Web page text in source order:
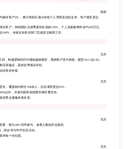
南昌
接待客户20+，累计协助完成50余笔个人理财及贷款业务，客户满意度达
客户，协助团队完成季度存款指标120%，个人贡献新增存款约200万元。
，有效支持风控部门完成贷后检查工作。
北京
，构建逻辑回归与随机森林模型，预测客户违约风险，模型AUC达0.85。
应用建议，获得优秀项目评价。
决策的价值。
北京
，覆盖校内师生500余人，活动满意度达95%。
以内，并成功获得校团委专项经费支持。
优秀志愿服务项目奖。
北京
，吸引200+同学参与，参赛人数创历史新高。
联合举办学术交流活动。
评校十佳社团。
北京
力。在校期间积极参与科研项目与社团活动，擅长将理论知识应用于实际问
用岗，期望在金融服务领域发挥专业优势，快速成长为业务骨干。
接待客户20+，累计协助完成50余笔个人理财及贷款业务，客户满意度达
在客户，协助团队完成季度存款指标120%，个人贡献新增存款约200万元。
100%，有效支持风控部门完成贷后检查工作。
北京
，构建逻辑回归与随机森林模型，预测客户违约风险，模型AUC达0.85。
应用建议，获得优秀项目评价。
决策的价值。
，覆盖校内师生500余人，活动满意度达95%。
以内，并成功获得校团委专项经费支持。
优秀志愿服务项目奖。
北京